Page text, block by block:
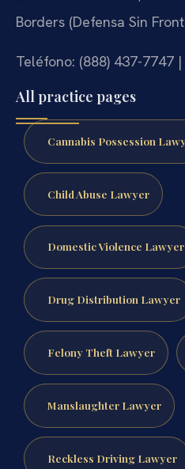
Borders (Defensa Sin
Teléfono: (888) 437-7747
All practice pages
Cannabis Possession
Child Abuse Lawyer
Domestic Violence Lawyer
Drug Distribution Lawyer
Felony Theft Lawyer
Manslaughter Lawyer
Reckless Driving Lawyer